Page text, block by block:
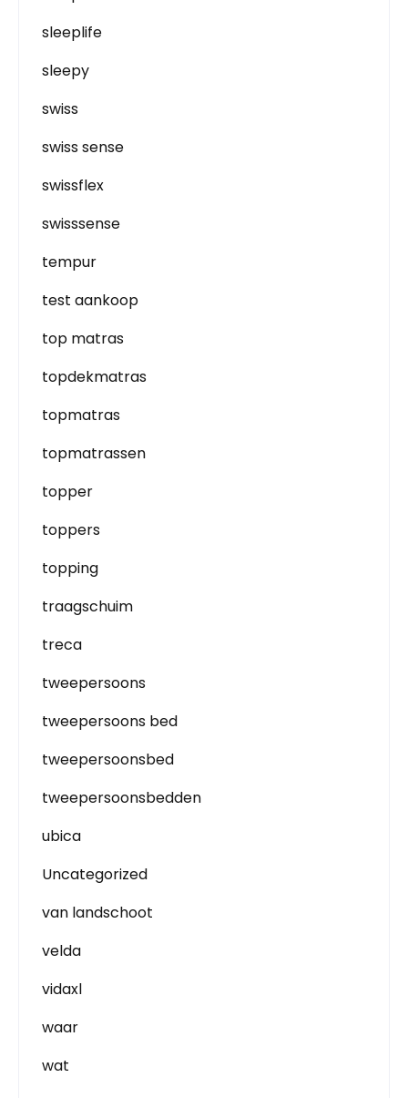
sleeplife
sleepy
swiss
swiss sense
swissflex
swisssense
tempur
test aankoop
top matras
topdekmatras
topmatras
topmatrassen
topper
toppers
topping
traagschuim
treca
tweepersoons
tweepersoons bed
tweepersoonsbed
tweepersoonsbedden
ubica
Uncategorized
van landschoot
velda
vidaxl
waar
wat